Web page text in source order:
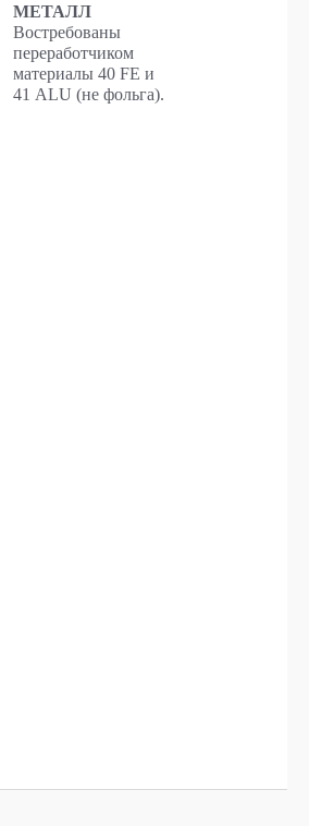
МЕТАЛЛ
Востребованы
переработчиком
материалы 40 FE и
41 ALU (не фольга).